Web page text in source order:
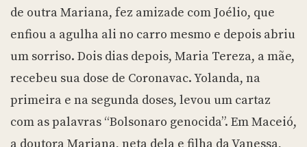
de outra Mariana, fez amizade com Joélio, que
enfiou a agulha ali no carro mesmo e depois abriu
um sorriso. Dois dias depois, Maria Tereza, a mãe,
recebeu sua dose de Coronavac. Yolanda, na
primeira e na segunda doses, levou um cartaz
com as palavras “Bolsonaro genocida”. Em Maceió,